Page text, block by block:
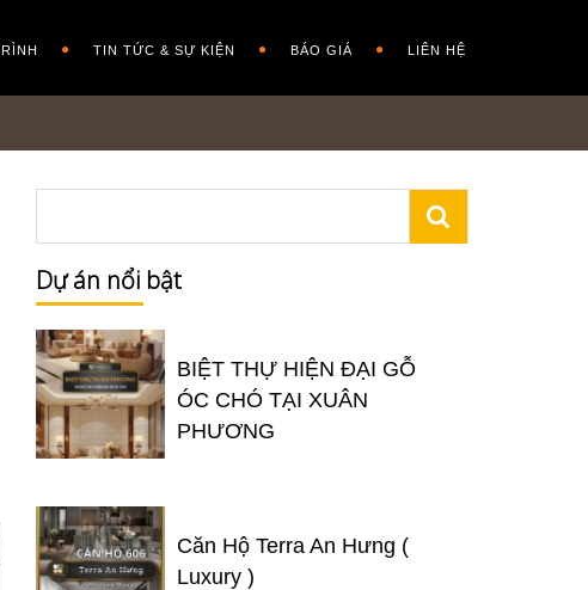
TIN TỨC & SỰ KIỆN BÁO GIÁ LIÊN HỆ
Dự án nổi bật
BIỆT THỰ HIỆN ĐẠI GỖ
ÓC CHÓ TẠI XUÂN
PHƯƠNG
Căn Hộ Terra An Hưng (
Luxury )